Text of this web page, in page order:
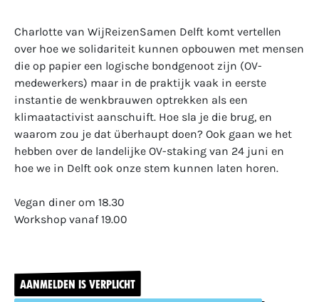
Charlotte van WijReizenSamen Delft komt vertellen
over hoe we solidariteit kunnen opbouwen met mensen
die op papier een logische bondgenoot zijn (OV-
medewerkers) maar in de praktijk vaak in eerste
instantie de wenkbrauwen optrekken als een
klimaatactivist aanschuift. Hoe sla je die brug, en
waarom zou je dat überhaupt doen? Ook gaan we het
hebben over de landelijke OV-staking van 24 juni en
hoe we in Delft ook onze stem kunnen laten horen.
Vegan diner om 18.30
Workshop vanaf 19.00
AANMELDEN IS VERPLICHT